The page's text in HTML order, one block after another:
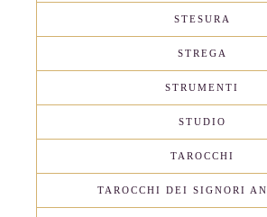
STESURA
STREGA
STRUMENTI
STUDIO
TAROCCHI
TAROCCHI DEI SIGNORI